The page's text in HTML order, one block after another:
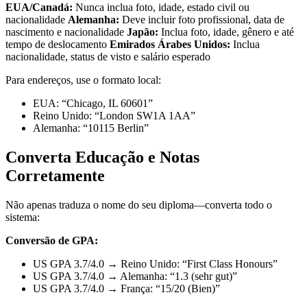
EUA/Canadá: Nunca inclua foto, idade, estado civil ou
nacionalidade Alemanha: Deve incluir foto profissional, data de
nascimento e nacionalidade Japão: Inclua foto, idade, gênero e até
tempo de deslocamento Emirados Árabes Unidos: Inclua
nacionalidade, status de visto e salário esperado
Para endereços, use o formato local:
EUA: “Chicago, IL 60601”
Reino Unido: “London SW1A 1AA”
Alemanha: “10115 Berlin”
Converta Educação e Notas
Corretamente
Não apenas traduza o nome do seu diploma—converta todo o
sistema:
Conversão de GPA:
US GPA 3.7/4.0 → Reino Unido: “First Class Honours”
US GPA 3.7/4.0 → Alemanha: “1.3 (sehr gut)”
US GPA 3.7/4.0 → França: “15/20 (Bien)”